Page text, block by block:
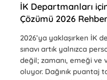
İK Departmanları
Çözümü 2026
2026’ya yaklaşırken İK
sınavı artık yalnızca
değil; zamanı, emeği
oluyor. Dağınık puantaj